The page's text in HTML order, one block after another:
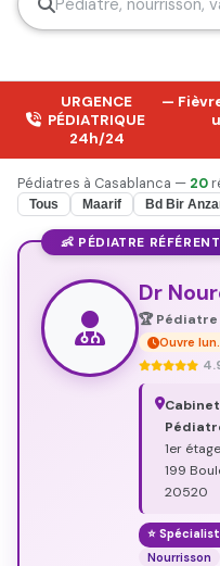
URGENCE
PÉDIATRIQUE
24h/24
—
Pédiatres à Casablanca — 20
Tous Maarif Bd Bir
👶 PÉDIATRE
Dr
🏆
Ouvre
1er
199
20520
⭐
Nourrisson